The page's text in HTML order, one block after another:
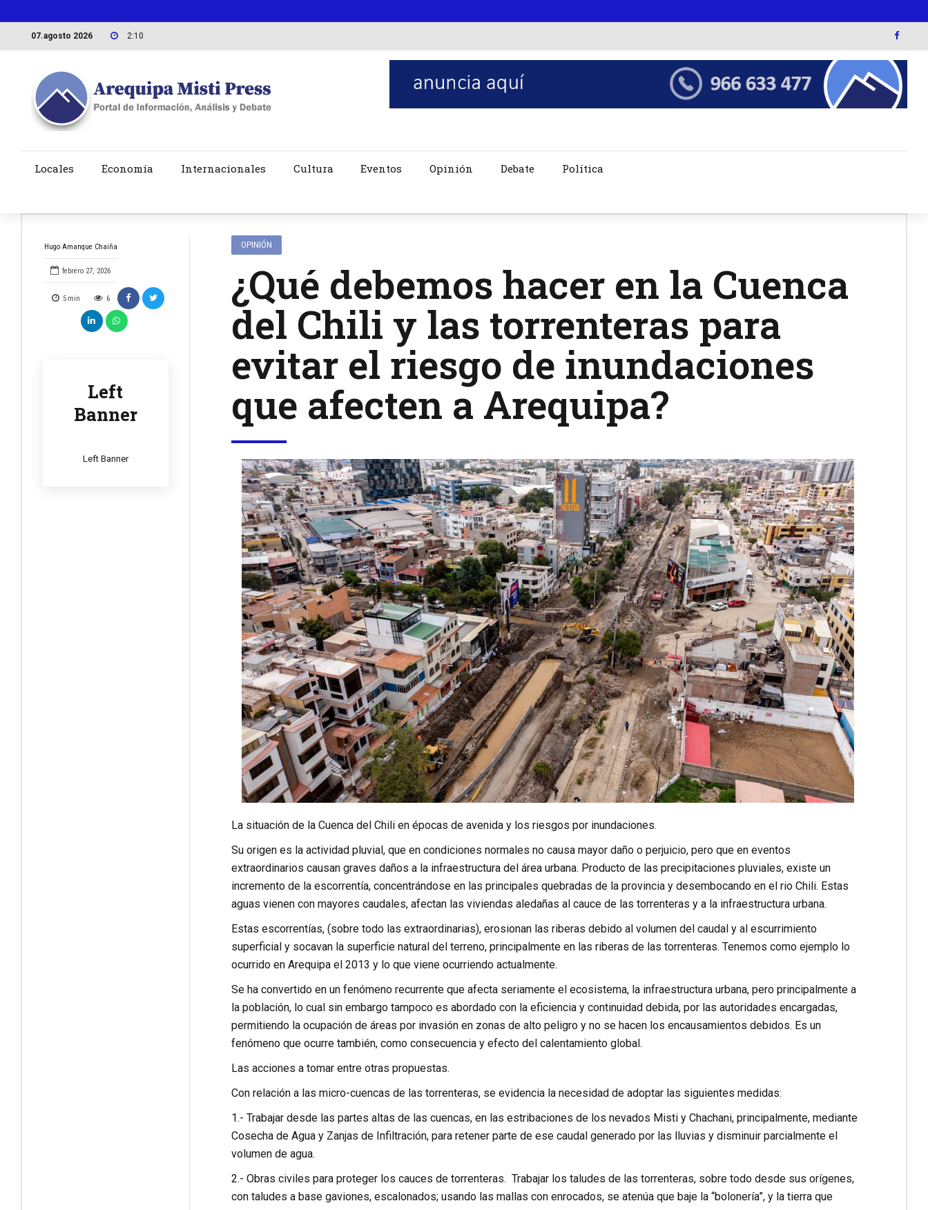
07.agosto 2026 2:10
Locales Economía Internacionales Cultura Eventos Opinión Debate Política
Hugo Amanque Chaiña
febrero 27, 2026
5 min 6
Left
Banner
Left Banner
OPINIÓN
¿Qué debemos hacer en la Cuenca
del Chili y las torrenteras para
evitar el riesgo de inundaciones
que afecten a Arequipa?
La situación de la Cuenca del Chili en épocas de avenida y los riesgos por inundaciones.
Su origen es la actividad pluvial, que en condiciones normales no causa mayor daño o perjuicio, pero que en eventos
extraordinarios causan graves daños a la infraestructura del área urbana. Producto de las precipitaciones pluviales, existe un
incremento de la escorrentía, concentrándose en las principales quebradas de la provincia y desembocando en el rio Chili. Estas
aguas vienen con mayores caudales, afectan las viviendas aledañas al cauce de las torrenteras y a la infraestructura urbana.
Estas escorrentías, (sobre todo las extraordinarias), erosionan las riberas debido al volumen del caudal y al escurrimiento
superficial y socavan la superficie natural del terreno, principalmente en las riberas de las torrenteras. Tenemos como ejemplo lo
ocurrido en Arequipa el 2013 y lo que viene ocurriendo actualmente.
Se ha convertido en un fenómeno recurrente que afecta seriamente el ecosistema, la infraestructura urbana, pero principalmente a
la población, lo cual sin embargo tampoco es abordado con la eficiencia y continuidad debida, por las autoridades encargadas,
permitiendo la ocupación de áreas por invasión en zonas de alto peligro y no se hacen los encausamientos debidos. Es un
fenómeno que ocurre también, como consecuencia y efecto del calentamiento global.
Las acciones a tomar entre otras propuestas.
Con relación a las micro-cuencas de las torrenteras, se evidencia la necesidad de adoptar las siguientes medidas:
1.- Trabajar desde las partes altas de las cuencas, en las estribaciones de los nevados Misti y Chachani, principalmente, mediante
Cosecha de Agua y Zanjas de Infiltración, para retener parte de ese caudal generado por las lluvias y disminuir parcialmente el
volumen de agua.
2.- Obras civiles para proteger los cauces de torrenteras. Trabajar los taludes de las torrenteras, sobre todo desde sus orígenes,
con taludes a base gaviones, escalonados; usando las mallas con enrocados, se atenúa que baje la “bolonería”, y la tierra que